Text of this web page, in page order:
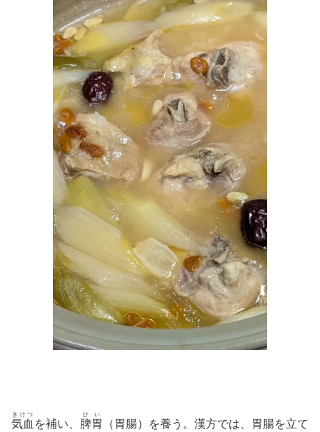
気血
きけつ
を補い、 脾胃
ひい
（胃腸）を養う。漢方では、胃腸を立て